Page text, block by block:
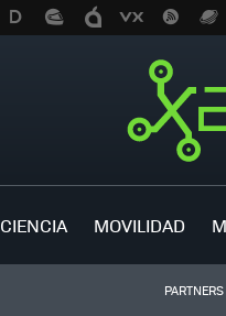
CIENCIA MOVILIDAD
PARTNERS